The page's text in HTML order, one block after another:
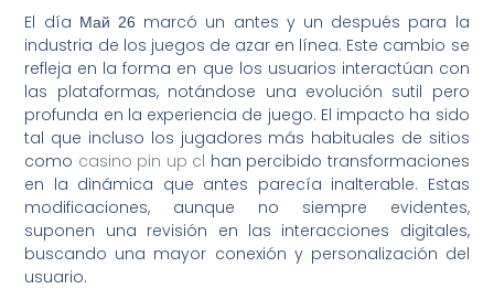
El día Mай 26 marcó un antes y un después para la
industria de los juegos de azar en línea. Este cambio se
refleja en la forma en que los usuarios interactúan con
las plataformas, notándose una evolución sutil pero
profunda en la experiencia de juego. El impacto ha sido
tal que incluso los jugadores más habituales de sitios
como casino pin up cl han percibido transformaciones
en la dinámica que antes parecía inalterable. Estas
modificaciones, aunque no siempre evidentes,
suponen una revisión en las interacciones digitales,
buscando una mayor conexión y personalización del
usuario.